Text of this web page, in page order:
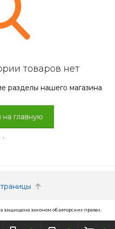
товаров нет
разделы нашего магазина
на главную
.
законом об авторских правах.